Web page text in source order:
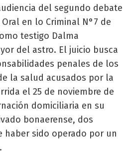
del segundo debate
en lo Criminal N°7 de
testigo Dalma
del astro. El juicio busca
penales de los
la salud acusados por la
el 25 de noviembre de
domiciliaria en su
bonaerense, dos
haber sido operado por un